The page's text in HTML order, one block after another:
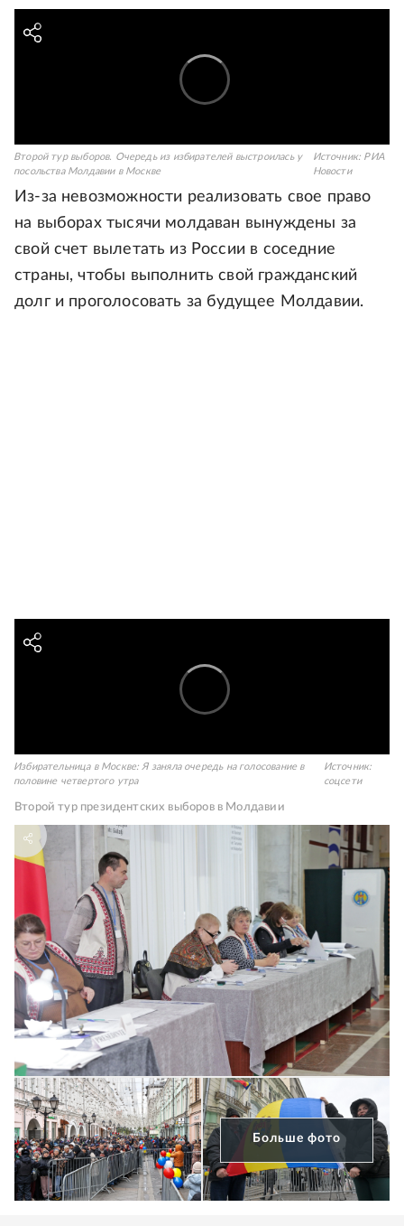
Второй тур выборов. Очередь из избирателей выстроилась у
посольства Молдавии в Москве
Источник: РИА
Новости
Из-за невозможности реализовать свое право
на выборах тысячи молдаван вынуждены за
свой счет вылетать из России в соседние
страны, чтобы выполнить свой гражданский
долг и проголосовать за будущее Молдавии.
Избирательница в Москве: Я заняла очередь на голосование в
половине четвертого утра
Источник:
соцсети
Второй тур президентских выборов в Молдавии
Больше фото